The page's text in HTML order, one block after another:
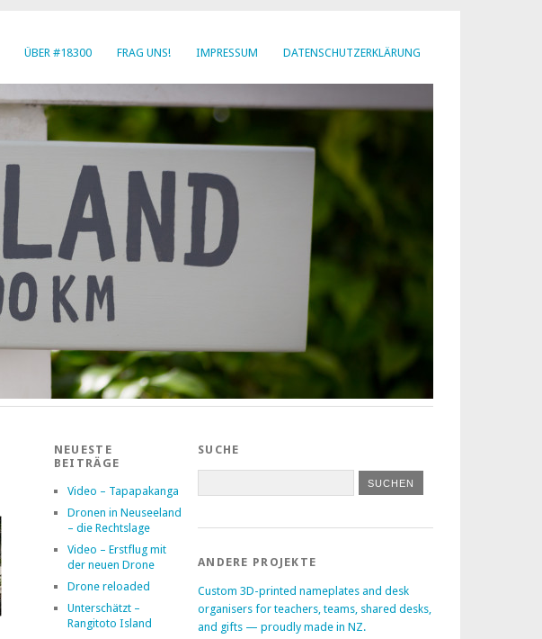
ÜBER #18300 FRAG UNS! IMPRESSUM DATENSCHUTZERKLÄRUNG
NEUESTE
BEITRÄGE
Video – Tapapakanga
Dronen in Neuseeland
– die Rechtslage
Video – Erstflug mit
der neuen Drone
Drone reloaded
Unterschätzt –
Rangitoto Island
SUCHE
ANDERE PROJEKTE
Custom 3D-printed nameplates and desk
organisers for teachers, teams, shared desks,
and gifts — proudly made in NZ.